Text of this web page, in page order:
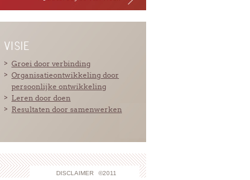
VISIE
Groei door verbinding
Organisatieontwikkeling door
persoonlijke ontwikkeling
Leren door doen
Resultaten door samenwerken
DISCLAIMER ©2011